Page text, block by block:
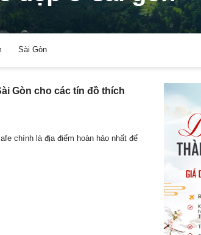
Sài Gòn
Gòn cho các tín đồ thích
chính là địa điểm hoàn hảo nhất để